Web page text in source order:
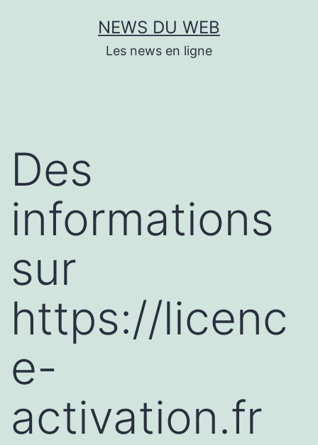
NEWS DU WEB
Les news en ligne
Des
informations
sur
https://licenc
e-
activation.fr